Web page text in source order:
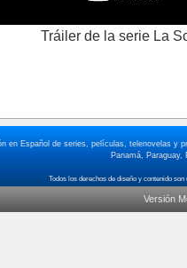
Tráiler de la serie La
en Español de series, películas, telenovelas y
Panamá,
Versión